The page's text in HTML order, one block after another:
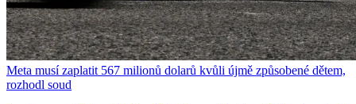
Meta musí zaplatit 567 milionů dolarů kvůli újmě způsobené dětem,
rozhodl soud